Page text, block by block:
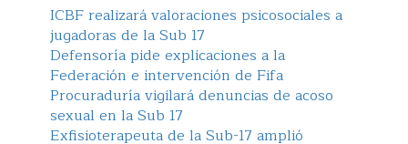
ICBF realizará valoraciones psicosociales a
jugadoras de la Sub 17
Defensoría pide explicaciones a la
Federación e intervención de Fifa
Procuraduría vigilará denuncias de acoso
sexual en la Sub 17
Exfisioterapeuta de la Sub-17 amplió